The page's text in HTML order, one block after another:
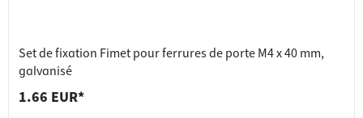
Set de fixation Fimet pour ferrures de porte M4 x 40 mm,
galvanisé
1.66 EUR*